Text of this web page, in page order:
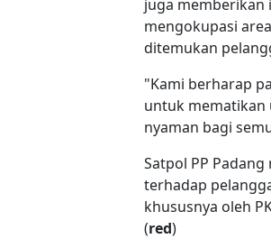
juga memberikan
mengokupasi
ditemukan
"Kami berharap
untuk mematikan
nyaman bagi
Satpol PP
terhadap
khususnya oleh
(red)